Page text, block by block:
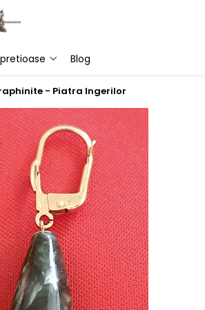
Blog
- Piatra Ingerilor